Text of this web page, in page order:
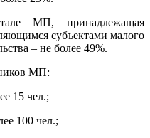
МП, принадлежащая
субъектами малого
– не более 49%.
МП:
15 чел.;
100 чел.;